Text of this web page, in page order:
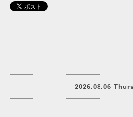
2026.08.06